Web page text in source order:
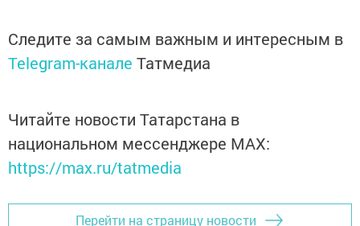
Следите за самым важным и интересным в
Telegram-канале Татмедиа
Читайте новости Татарстана в
национальном мессенджере MАХ:
https://max.ru/tatmedia
Перейти на страницу новости